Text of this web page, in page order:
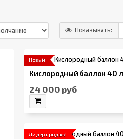
Показывать:
Новый
Кислородный баллон 40 л
24 000 руб
Лидер продаж!